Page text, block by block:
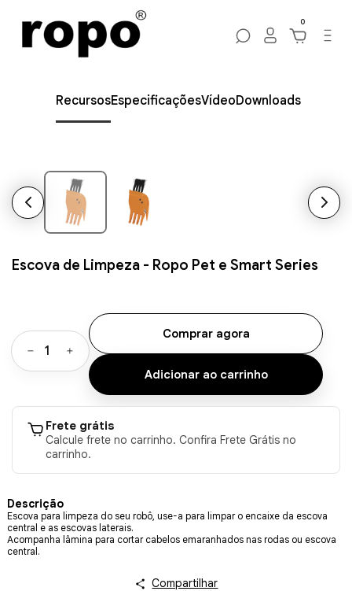
0
RecursosEspecificaçõesVídeoDownloads
Escova de Limpeza - Ropo Pet e Smart Series
Comprar agora
Frete grátis
Calcule frete no carrinho. Confira Frete Grátis no
carrinho.
Descrição
Escova para limpeza do seu robô, use-a para limpar o encaixe da escova
central e as escovas laterais.
Acompanha lâmina para cortar cabelos emaranhados nas rodas ou escova
central.
Compartilhar